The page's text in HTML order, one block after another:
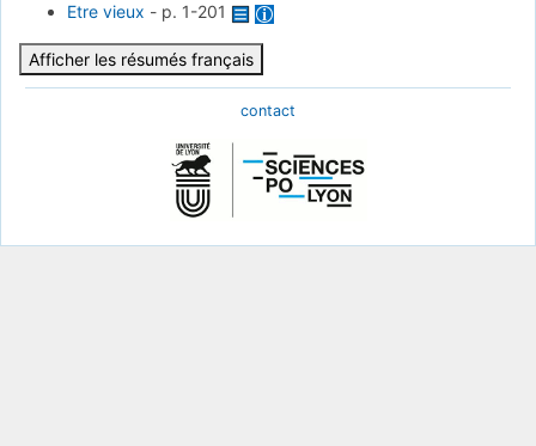
Etre vieux - p. 1-201
Afficher les résumés français
contact